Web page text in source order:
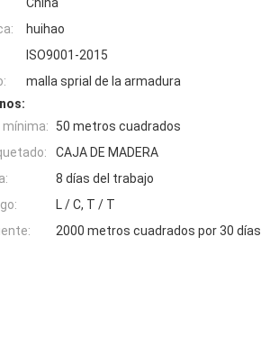
China
huihao
ISO9001-2015
malla sprial de la armadura
mínima:
50 metros cuadrados
CAJA DE MADERA
8 días del trabajo
L / C, T / T
2000 metros cuadrados por 30 días